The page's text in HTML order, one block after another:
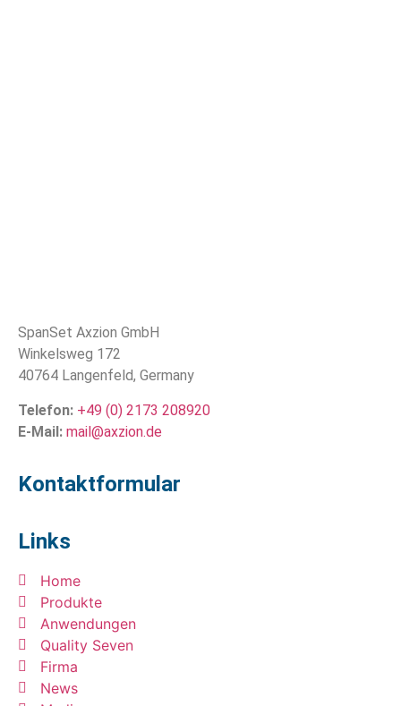
SpanSet Axzion GmbH
Winkelsweg 172
40764 Langenfeld, Germany
Telefon: +49 (0) 2173 208920
E-Mail: mail@axzion.de
Kontaktformular
Links
Home
Produkte
Anwendungen
Quality Seven
Firma
News